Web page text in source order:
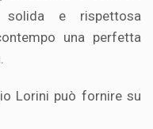
e rispettosa
una perfetta
Lorini può fornire su